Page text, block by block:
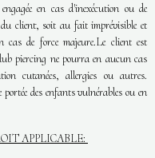
en cas d'inexécution ou de
client, soit au fait imprévisible et
de force majeure.Le client est
piercing ne pourra en aucun cas
cutanées, allergies ou autres.
des enfants vulnérables ou en
APPLICABLE: